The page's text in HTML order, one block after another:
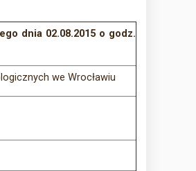
dnia 02.08.2015 o godz.
we Wrocławiu